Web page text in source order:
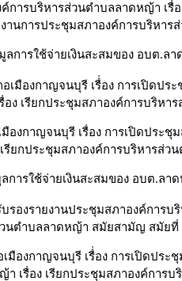
การบริหารส่วนตำบลลาดหญ้า เ
านการประชุมสภาองค์การบริห
ลการใช้จ่ายเงินสะสมของ อบต.ล
อเมืองกาญจนบุรี เรื่่อง การเปิด
อง เรียกประชุมสภาองค์การบริห
มืองกาญจนบุรี เรื่อง การเปิดปร
รียกประชุมสภาองค์การบริหารส่
ลการใช้จ่ายเงินสะสมของ อบต.ล
บรองรายงานประชุมสภาองค์การ
นตำบลลาดหญ้า สมัยสามัญ สมัยที่
เมืองกาญจนบุรี เรื่่อง การเปิดป
า เรื่อง เรียกประชุมสภาองค์กา